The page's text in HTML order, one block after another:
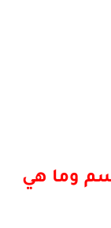
وما هي